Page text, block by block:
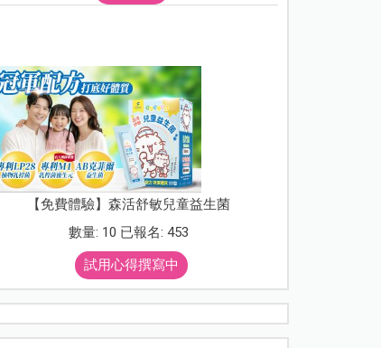
【免費體驗】森活舒敏兒童益生菌
數量: 10 已報名: 453
試用心得撰寫中